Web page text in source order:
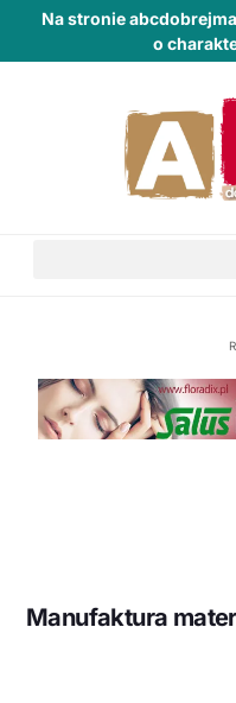
Na stronie
o
Manufaktura